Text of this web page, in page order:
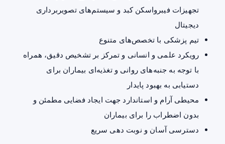
تجهیزات فیبرو‌اسکن کبد و سیستم‌های تصویربرداری
دیجیتال
تیم پزشکی با تخصص‌های متنوع
رویکرد علمی و انسانی و تمرکز بر تشخیص دقیق، همراه
با توجه به جنبه‌های روانی و تغذیه‌ای بیماران برای
دستیابی به بهبود پایدار
محیطی آرام و استاندارد جهت ایجاد فضایی مطمئن و
بدون اضطراب را برای بیماران
دسترسی آسان و نوبت دهی سریع